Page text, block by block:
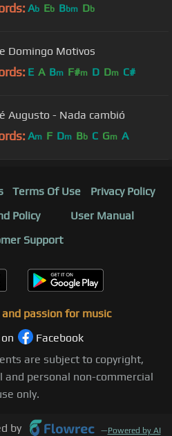
Ab Eb Bbm Db
Jose Domingo Motivos
E A Bm F#m D Dm C#
Augusto - Nada cambió
Am F Dm Bb C Gm A
Terms Of Use
Privacy Policy
Policy
User Manual
Support
passion for music
Facebook
are subject to copyright,
and personal non-commercial
only.
by —Powered by AI